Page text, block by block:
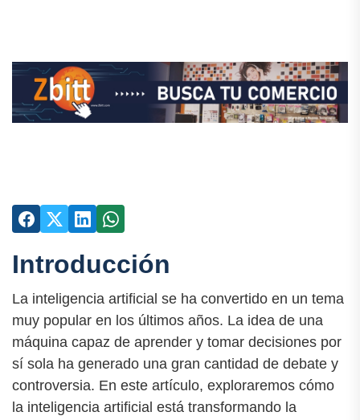
Introducción
La inteligencia artificial se ha convertido en un tema
muy popular en los últimos años. La idea de una
máquina capaz de aprender y tomar decisiones por
sí sola ha generado una gran cantidad de debate y
controversia. En este artículo, exploraremos cómo
la inteligencia artificial está transformando la